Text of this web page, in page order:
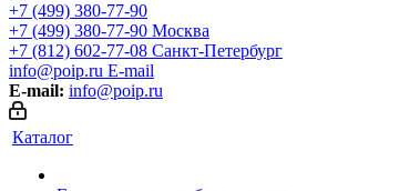
+7 (499) 380-77-90
+7 (499) 380-77-90 Москва
+7 (812) 602-77-08 Санкт-Петербург
info@poip.ru E-mail
E-mail: info@poip.ru
Каталог